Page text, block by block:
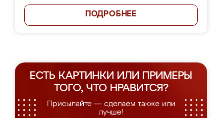
ПОДРОБНЕЕ
ЕСТЬ КАРТИНКИ ИЛИ ПРИМЕРЫ
ТОГО, ЧТО НРАВИТСЯ?
Присылайте — сделаем также или
лучше!